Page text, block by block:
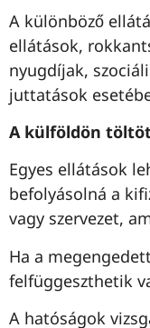
A különböző
ellátások,
nyugdíjak,
juttatások
A külföldön
Egyes ellátások
befolyásolná a
vagy szervezet,
Ha a
felfüggeszthetik
A hatóságok